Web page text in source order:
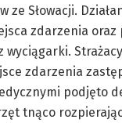
Słowacji.
zdarzenia
zdarzenia
podjęto
tnąco